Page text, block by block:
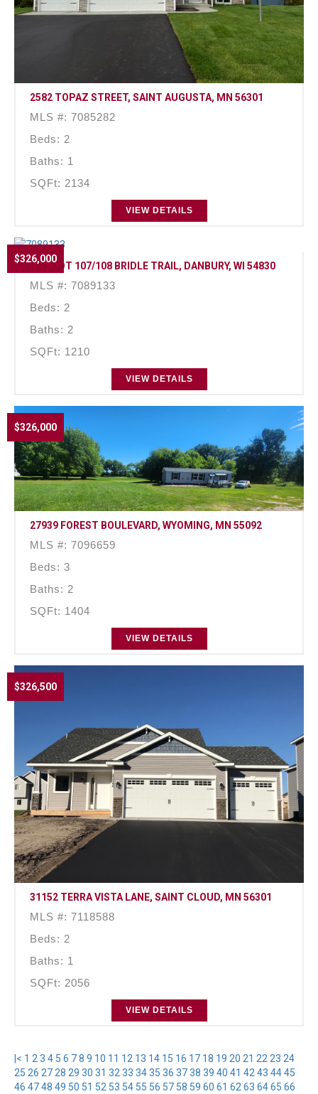
2582 TOPAZ STREET, SAINT AUGUSTA, MN 56301
MLS #: 7085282
Beds: 2
Baths: 1
SQFt: 2134
VIEW DETAILS
$326,000
TBD LOT 107/108 BRIDLE TRAIL, DANBURY, WI 54830
MLS #: 7089133
Beds: 2
Baths: 2
SQFt: 1210
VIEW DETAILS
$326,000
27939 FOREST BOULEVARD, WYOMING, MN 55092
MLS #: 7096659
Beds: 3
Baths: 2
SQFt: 1404
VIEW DETAILS
$326,500
31152 TERRA VISTA LANE, SAINT CLOUD, MN 56301
MLS #: 7118588
Beds: 2
Baths: 1
SQFt: 2056
VIEW DETAILS
|< 1 2 3 4 5 6 78 9 10 11 12 13 14 15 16 17 18 19 20 21 22 23 24
25 26 27 28 29 30 31 32 33 3435 36 3738 39 40 41 42 43 4445
46 4748 49 50 51 52 53 54 55 56 57 58 59 60 61 62 63 6465 66